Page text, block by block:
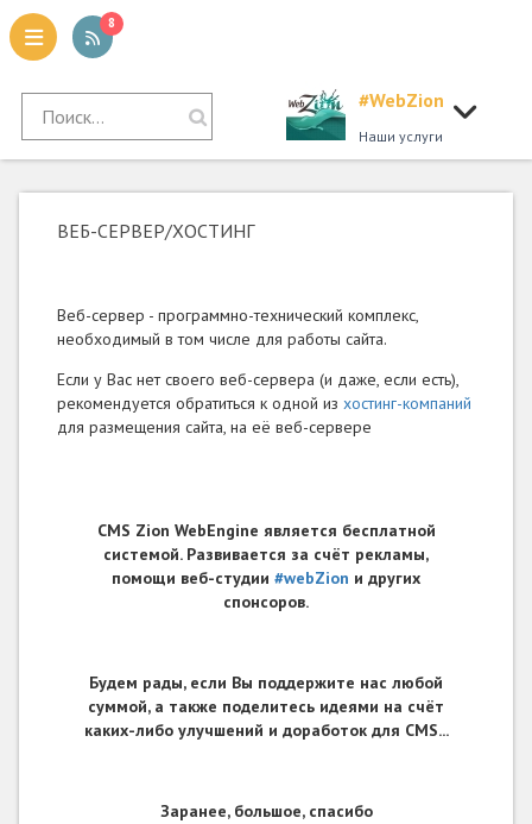
8
#WebZion
Наши услуги
ВЕБ-СЕРВЕР/ХОСТИНГ
Веб-сервер - программно-технический комплекс,
необходимый в том числе для работы сайта.
Если у Вас нет своего веб-сервера (и даже, если есть),
рекомендуется обратиться к одной из хостинг-компаний
для размещения сайта, на её веб-сервере
CMS Zion WebEngine является бесплатной
системой. Развивается за счёт рекламы,
помощи веб-студии #webZion и других
спонсоров.
Будем рады, если Вы поддержите нас любой
суммой, а также поделитесь идеями на счёт
каких-либо улучшений и доработок для CMS...
Заранее, большое, спасибо